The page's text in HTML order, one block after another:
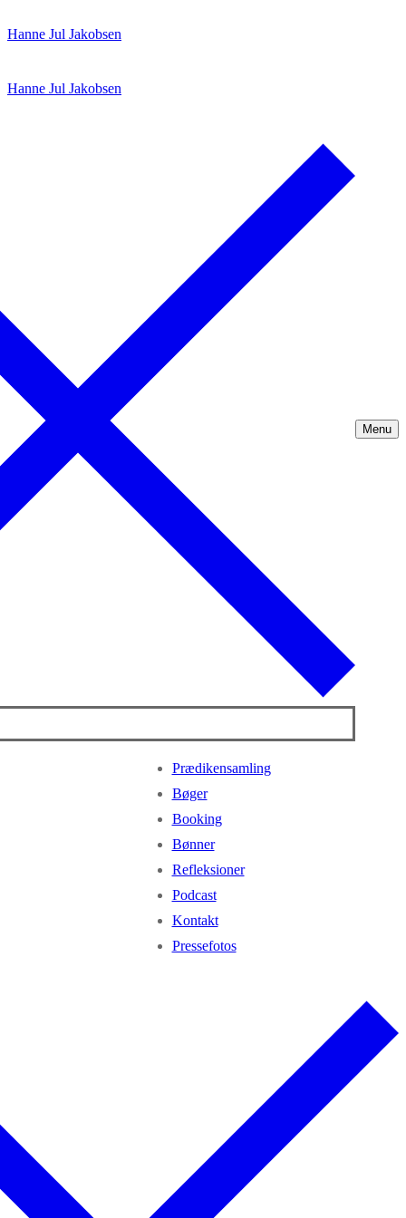
til
Hanne Jul Jakobsen
Hanne Jul Jakobsen
Menu
Prædikensamling
Bøger
Booking
Bønner
Refleksioner
Podcast
Kontakt
Pressefotos